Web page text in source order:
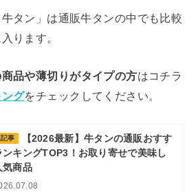
タン」は通販牛タンの中でも比較
ります。
品や薄切りがタイプの方はコチラ
グをチェックしてください。
事
【2026最新】牛タンの通販おすす
ンキングTOP3！お取り寄せで美味し
気商品